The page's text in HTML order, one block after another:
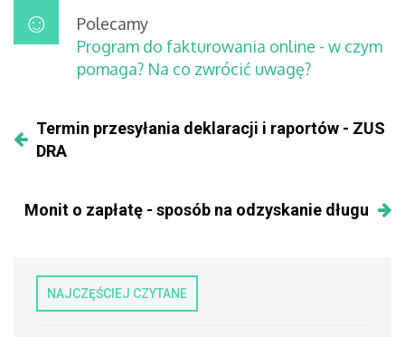
Polecamy
Program do fakturowania online - w czym
pomaga? Na co zwrócić uwagę?
Termin przesyłania deklaracji i raportów - ZUS
DRA
Monit o zapłatę - sposób na odzyskanie długu
NAJCZĘŚCIEJ CZYTANE